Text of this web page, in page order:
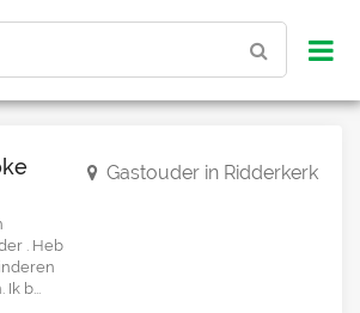
. Heb
b...
Gastouder in Ridderkerk